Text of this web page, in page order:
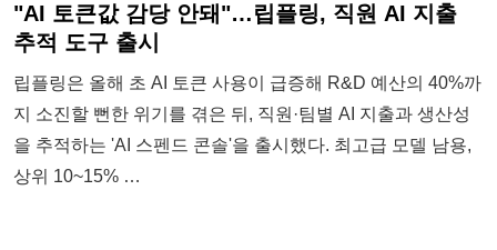
"AI 토큰값 감당 안돼"…립플링, 직원 AI 지출
추적 도구 출시
립플링은 올해 초 AI 토큰 사용이 급증해 R&D 예산의 40%까
지 소진할 뻔한 위기를 겪은 뒤, 직원·팀별 AI 지출과 생산성
을 추적하는 'AI 스펜드 콘솔'을 출시했다. 최고급 모델 남용,
상위 10~15% …